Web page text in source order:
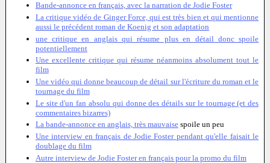
Bande-annonce en français, avec la narration de Jodie Foster
La critique vidéo de Ginger Force, qui est très bien et qui mentionne
aussi le précédent roman de Koenig et son adaptation
une critique en anglais qui résume plus en détail donc spoile
potentiellement
Une excellente critique qui résume néanmoins absolument tout le
film
Une vidéo qui donne beaucoup de détail sur l'écriture du roman et le
tournage du film
Le site d'un fan absolu qui donne des détails sur le tournage (et des
commentaires bizarres)
La bande-annonce en anglais, très mauvaisespoile un peu
Une interview en français de Jodie Foster pendant qu'elle faisait le
doublage du film
Autre interview de Jodie Foster en français pour la promo du film